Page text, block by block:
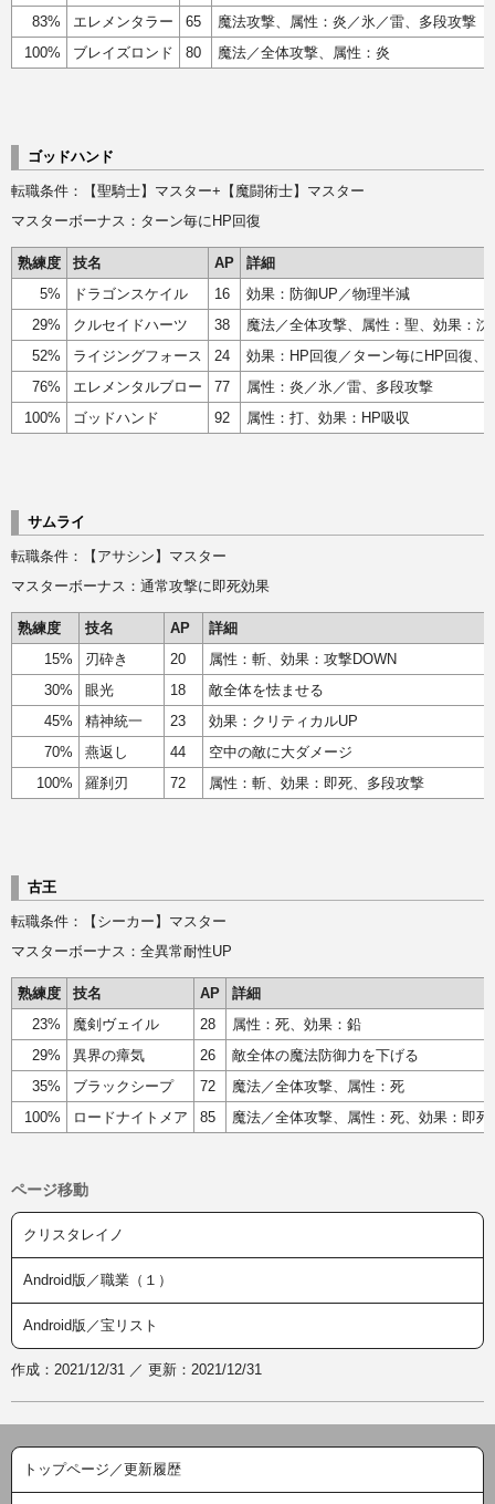
83%
エレメンタラー 65
魔法攻撃、属性：炎／氷／雷、多段攻撃
100%
ブレイズロンド 80 魔法／全体攻撃、属性：炎
ゴッドハンド
転職条件：【聖騎士】マスター+【魔闘術士】マスター
マスターボーナス：ターン毎にHP回復
熟練度 技名 AP
詳細
5%
ドラゴンスケイル 16
効果：防御UP／物理半減
29%
クルセイドハーツ 38
魔法／全体攻撃、属性：聖、効果：沈
52%
ライジングフォース 24
効果：HP回復／ターン毎にHP回復、
76%
エレメンタルブロー 77
属性：炎／氷／雷、多段攻撃
100%
ゴッドハンド 92 属性：打、効果：HP吸収
サムライ
転職条件：【アサシン】マスター
マスターボーナス：通常攻撃に即死効果
熟練度 技名 AP
詳細
15%
刃砕き 20
属性：斬、効果：攻撃DOWN
30%
眼光 18
敵全体を怯ませる
45%
精神統一 23
効果：クリティカルUP
70%
燕返し 44
空中の敵に大ダメージ
100%
羅刹刃 72 属性：斬、効果：即死、多段攻撃
古王
転職条件：【シーカー】マスター
マスターボーナス：全異常耐性UP
熟練度 技名 AP
詳細
23%
魔剣ヴェイル 28
属性：死、効果：鉛
29%
異界の瘴気 26
敵全体の魔法防御力を下げる
35%
ブラックシープ 72
魔法／全体攻撃、属性：死
100%
ロードナイトメア 85 魔法／全体攻撃、属性：死、効果：即死
ページ移動
クリスタレイノ
Android版／職業（１）
Android版／宝リスト
作成：2021/12/31 ／ 更新：2021/12/31
トップページ／更新履歴